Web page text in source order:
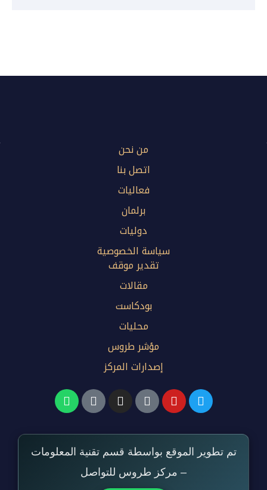
من نحن
اتصل بنا
فعاليات
برلمان
دوليات
سياسة الخصوصية
تقدير موقف
مقالات
بودكاست
محليات
مؤشر طروس
إصدارات المركز
تم تطوير الموقع بواسطة قسم تقنية المعلومات
– مركز طروس للتواصل